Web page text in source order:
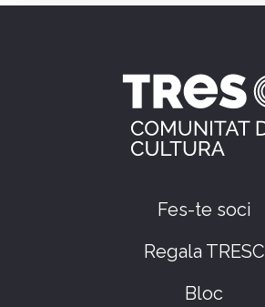
Fes-te soci
Regala TRESC
Bloc